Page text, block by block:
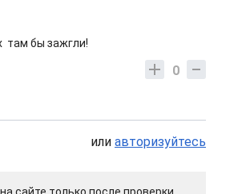
там бы зажгли!
0
или авторизуйтесь